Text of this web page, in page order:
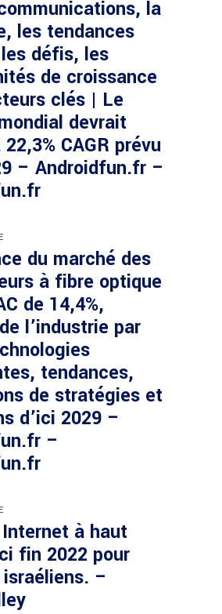
la
les tendances
défis, les
de croissance
clés | Le
devrait
CAGR prévu
– Androidfun.fr –
du marché des
à fibre optique
de 14,4%,
l’industrie par
tendances,
de stratégies et
d’ici 2029 –
–
à haut
fin 2022 pour
israéliens. –